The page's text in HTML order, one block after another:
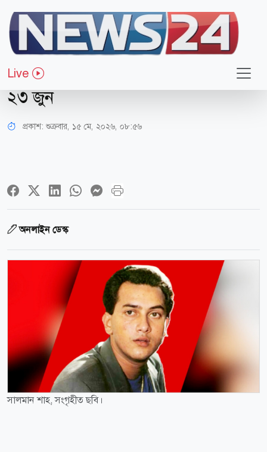
Live
বিনোদন
সালমান শাহ হত্যা
সামীরাসহ ১১ জনের ব্যাপারে প্রতিবেদন
২৩ জুন
প্রকাশ: শুক্রবার, ১৫ মে, ২০২৬, ০৮:৫৬
অনলাইন ডেস্ক
সালমান শাহ, সংগৃহীত ছবি।